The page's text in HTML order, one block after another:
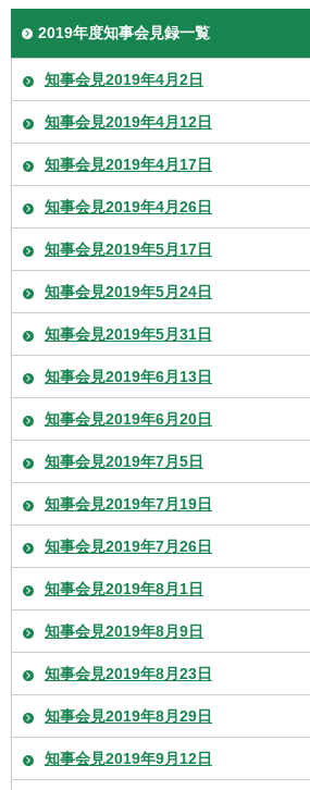
2019年度知事会見録一覧
知事会見2019年4月2日
知事会見2019年4月12日
知事会見2019年4月17日
知事会見2019年4月26日
知事会見2019年5月17日
知事会見2019年5月24日
知事会見2019年5月31日
知事会見2019年6月13日
知事会見2019年6月20日
知事会見2019年7月5日
知事会見2019年7月19日
知事会見2019年7月26日
知事会見2019年8月1日
知事会見2019年8月9日
知事会見2019年8月23日
知事会見2019年8月29日
知事会見2019年9月12日